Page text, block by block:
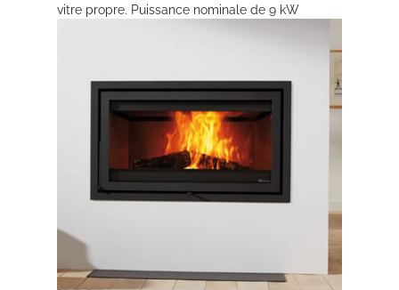
vitre propre. Puissance nominale de 9 kW